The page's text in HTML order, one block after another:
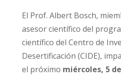
El Prof. Albert Bosch,
asesor científico del
científico del Centro de
Desertificación (CIDE),
el próximo miércoles, 5